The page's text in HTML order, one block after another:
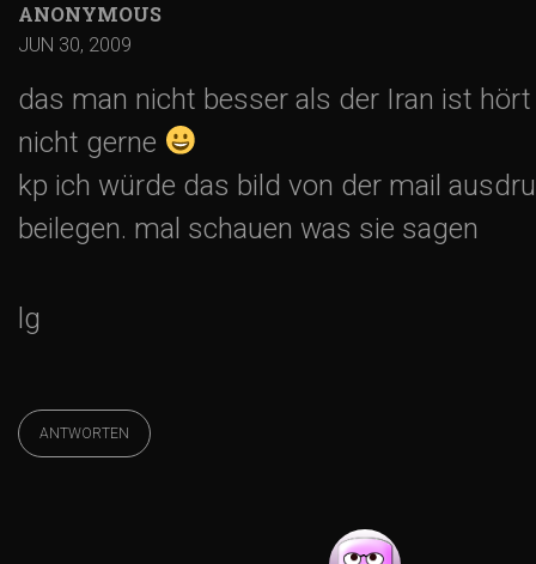
o
n
ANONYMOUS
JUN 30, 2009
das man nicht besser als der Iran ist
nicht gerne
kp ich würde das bild von der mail
beilegen. mal schauen was sie sagen
lg
ANTWORTEN